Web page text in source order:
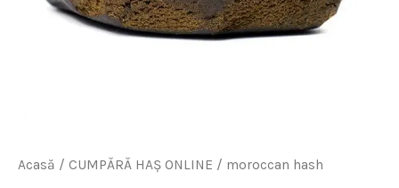
Acasă / CUMPĂRĂ HAȘ ONLINE / moroccan hash